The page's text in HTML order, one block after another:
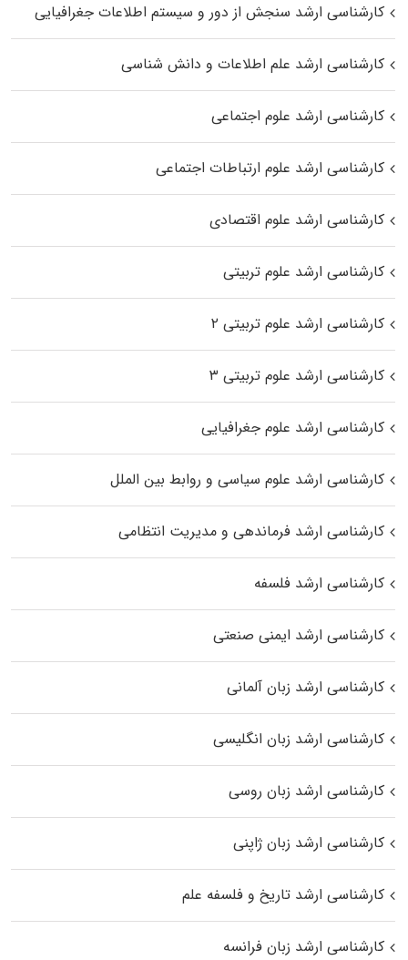
کارشناسی ارشد سنجش از دور و سیستم اطلاعات جغرافیایی
کارشناسی ارشد علم اطلاعات و دانش شناسی
کارشناسی ارشد علوم اجتماعی
کارشناسی ارشد علوم ارتباطات اجتماعی
کارشناسی ارشد علوم اقتصادی
کارشناسی ارشد علوم تربیتی
کارشناسی ارشد علوم تربیتی ۲
کارشناسی ارشد علوم تربیتی ۳
کارشناسی ارشد علوم جغرافیایی
کارشناسی ارشد علوم سیاسی و روابط بین الملل
کارشناسی ارشد فرماندهی و مدیریت انتظامی
کارشناسی ارشد فلسفه
کارشناسی ارشد ایمنی صنعتی
کارشناسی ارشد زبان آلمانی
کارشناسی ارشد زبان انگلیسی
کارشناسی ارشد زبان روسی
کارشناسی ارشد زبان ژاپنی
کارشناسی ارشد تاریخ و فلسفه علم
کارشناسی ارشد زبان فرانسه